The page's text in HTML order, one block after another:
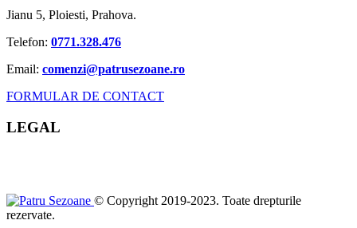
Jianu 5, Ploiesti, Prahova.
Telefon: 0771.328.476
Email: comenzi@patrusezoane.ro
FORMULAR DE CONTACT
LEGAL
© Copyright 2019-2023. Toate drepturile
rezervate.